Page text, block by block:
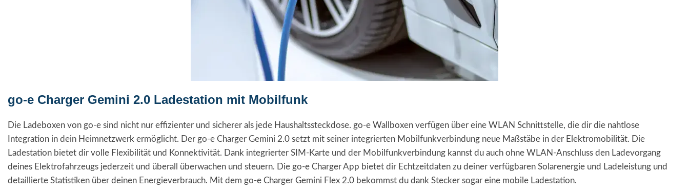
go-e Charger Gemini 2.0 Ladestation mit Mobilfunk
Die Ladeboxen von go-e sind nicht nur effizienter und sicherer als jede Haushaltssteckdose. go-e Wallboxen verfügen über eine WLAN Schnittstelle, die dir die nahtlose
Integration in dein Heimnetzwerk ermöglicht. Der go-e Charger Gemini 2.0 setzt mit seiner integrierten Mobilfunkverbindung neue Maßstäbe in der Elektromobilität. Die
Ladestation bietet dir volle Flexibilität und Konnektivität. Dank integrierter SIM-Karte und der Mobilfunkverbindung kannst du auch ohne WLAN-Anschluss den Ladevorgang
deines Elektrofahrzeugs jederzeit und überall überwachen und steuern. Die go-e Charger App bietet dir Echtzeitdaten zu deiner verfügbaren Solarenergie und Ladeleistung und
detaillierte Statistiken über deinen Energieverbrauch. Mit dem go-e Charger Gemini Flex 2.0 bekommst du dank Stecker sogar eine mobile Ladestation.